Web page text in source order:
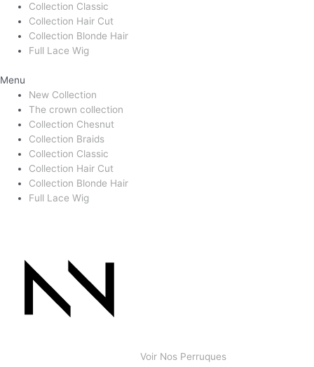
Collection Classic
Collection Hair Cut
Collection Blonde Hair
Full Lace Wig
Menu
New Collection
The crown collection
Collection Chesnut
Collection Braids
Collection Classic
Collection Hair Cut
Collection Blonde Hair
Full Lace Wig
Voir Nos Perruques